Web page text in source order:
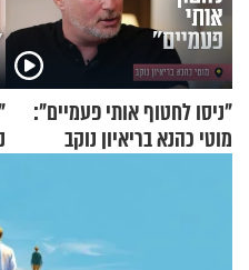
"ניסו לחטוף אותי פעמיים":
מוטי כהנא בריאיון נוקב